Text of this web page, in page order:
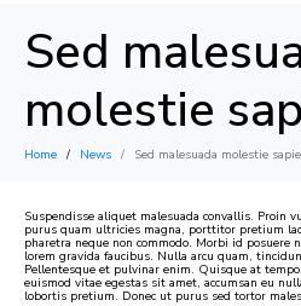
Sed
molestie
Home News Sed malesuada molestie
Suspendisse aliquet malesuada convallis. Proin
purus quam ultricies magna, porttitor pretium
pharetra neque non commodo. Morbi id
lorem gravida faucibus. Nulla arcu quam,
Pellentesque et pulvinar enim. Quisque at
euismod vitae egestas sit amet, accumsan eu
lobortis pretium. Donec ut purus sed tortor